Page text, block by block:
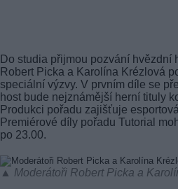
Do studia přijmou pozvání hvězdní
Robert Picka a Karolína Krézlová
speciální výzvy. V prvním díle se
host bude nejznámější herní tituly
Produkci pořadu zajišťuje
Premiérové díly pořadu Tutorial
po 23.00.
▲ Moderátoři Robert Picka a